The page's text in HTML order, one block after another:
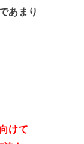
あまり
けて